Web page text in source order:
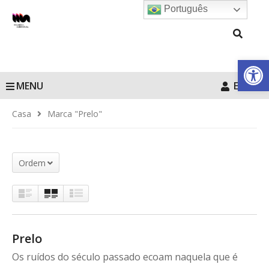
Barra de
MENU Entrar
Casa Marca "Prelo"
Ordem
Prelo
Os ruídos do século passado ecoam naquela que é
Português